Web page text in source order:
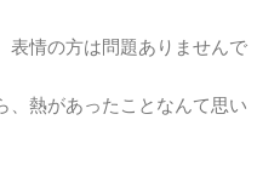
表情の方は問題ありませんで
、熱があったことなんて思い